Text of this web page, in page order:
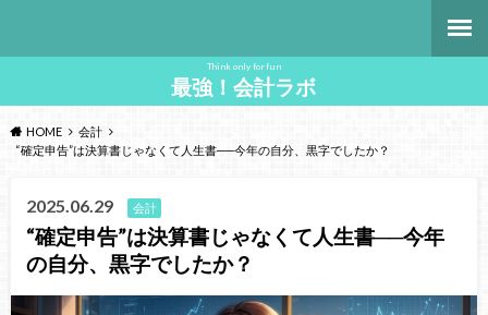
Think only for fun
最強！会計ラボ
HOME
会計
“確定申告”は決算書じゃなくて人生書──今年の自分、黒字でしたか？
2025.06.29 会計
“確定申告”は決算書じゃなくて人生書──今年
の自分、黒字でしたか？